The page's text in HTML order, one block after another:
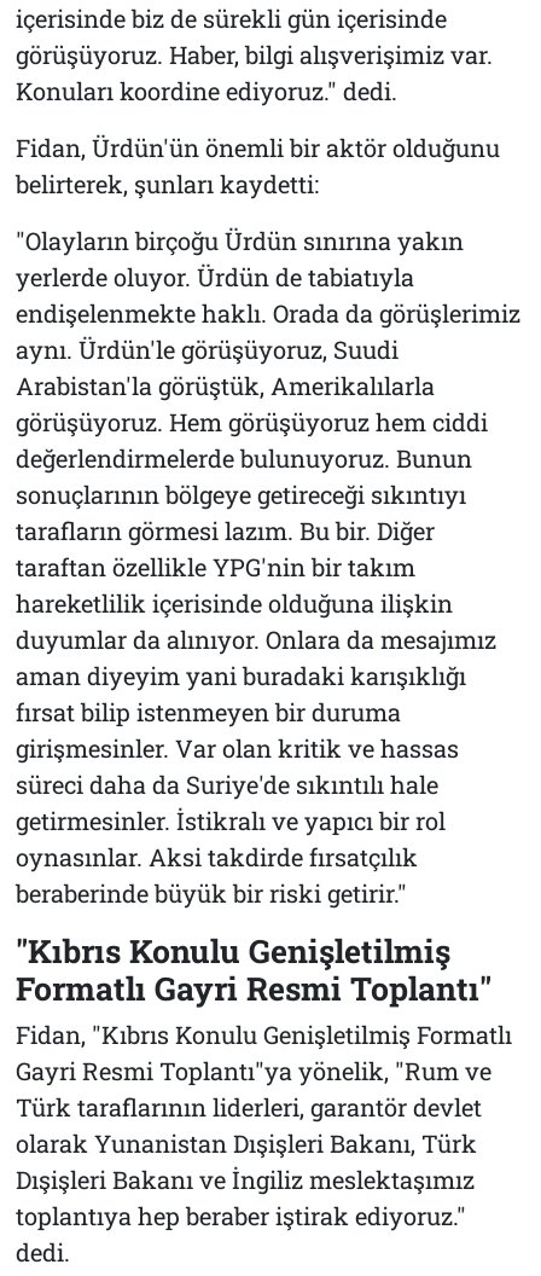
içerisinde biz de sürekli gün içerisinde
görüşüyoruz. Haber, bilgi alışverişimiz var.
Konuları koordine ediyoruz." dedi.
Fidan, Ürdün'ün önemli bir aktör olduğunu
belirterek, şunları kaydetti:
"Olayların birçoğu Ürdün sınırına yakın
yerlerde oluyor. Ürdün de tabiatıyla
endişelenmekte haklı. Orada da görüşlerimiz
aynı. Ürdün'le görüşüyoruz, Suudi
Arabistan'la görüştük, Amerikalılarla
görüşüyoruz. Hem görüşüyoruz hem ciddi
değerlendirmelerde bulunuyoruz. Bunun
sonuçlarının bölgeye getireceği sıkıntıyı
tarafların görmesi lazım. Bu bir. Diğer
taraftan özellikle YPG'nin bir takım
hareketlilik içerisinde olduğuna ilişkin
duyumlar da alınıyor. Onlara da mesajımız
aman diyeyim yani buradaki karışıklığı
fırsat bilip istenmeyen bir duruma
girişmesinler. Var olan kritik ve hassas
süreci daha da Suriye'de sıkıntılı hale
getirmesinler. İstikralı ve yapıcı bir rol
oynasınlar. Aksi takdirde fırsatçılık
beraberinde büyük bir riski getirir."
"Kıbrıs Konulu Genişletilmiş
Formatlı Gayri Resmi Toplantı"
Fidan, "Kıbrıs Konulu Genişletilmiş Formatlı
Gayri Resmi Toplantı"ya yönelik, "Rum ve
Türk taraflarının liderleri, garantör devlet
olarak Yunanistan Dışişleri Bakanı, Türk
Dışişleri Bakanı ve İngiliz meslektaşımız
toplantıya hep beraber iştirak ediyoruz."
dedi.